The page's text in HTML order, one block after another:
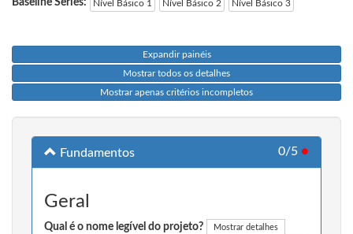
Baseline Series: Nível Básico 1 Nível Básico 2 Nível Básico 3
Expandir painéis
Mostrar todos os detalhes
Mostrar apenas critérios incompletos
Fundamentos 0/5 ●
Geral
Qual é o nome legível do projeto? Mostrar detalhes